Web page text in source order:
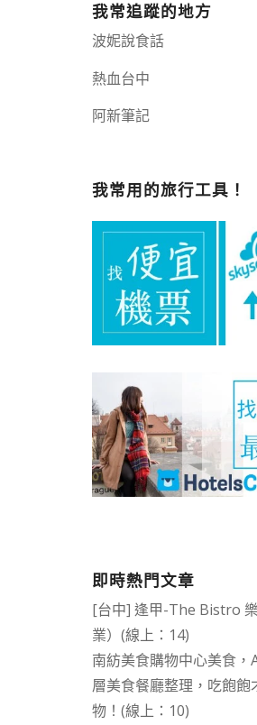
我常追蹤的地方
波妮說食話
熱血台中
阿新筆記嘉義+1 | 嘉義加
我常用的旅行工具！
即時熱門文章
[台中] 逢甲-The Bistro
業）(線上：14)
南紡美食購物中心美食，
層美食餐廳整理，吃飽飽
物！(線上：10)